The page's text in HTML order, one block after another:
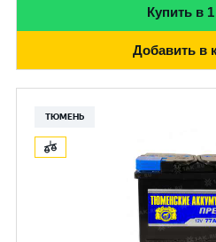
Купить в
Добавить в
ТЮМЕНЬ